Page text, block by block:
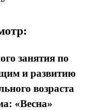
занятия по
и развитию
возраста
«Весна»